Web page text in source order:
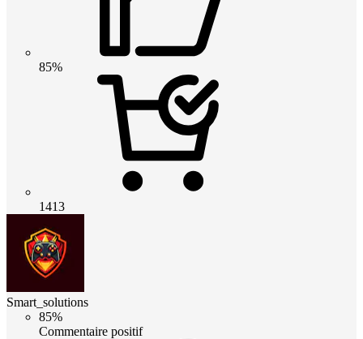
85%
1413
Smart_solutions
85%
Commentaire positif